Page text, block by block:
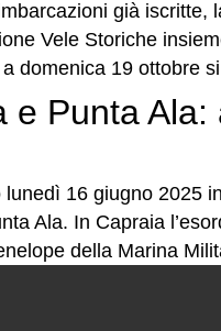
già iscritte,
Vele Storiche
domenica 19 ottobre
e Punta Ala:
lunedì 16 giugno 2025
Ala. In Capraia
della Marina